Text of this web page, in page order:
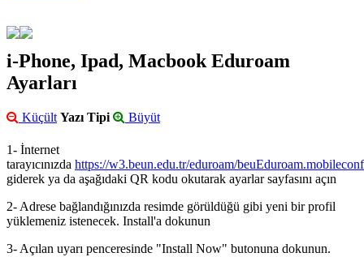
i-Phone, Ipad, Macbook Eduroam
Ayarları
Küçült Yazı Tipi Büyüt
1- İnternet
tarayıcınızda https://w3.beun.edu.tr/eduroam/
giderek ya da aşağıdaki QR kodu okutarak ayarlar sayfasını açın
2- Adrese bağlandığınızda resimde görüldüğü gibi yeni bir profil
yüklemeniz istenecek. Install'a dokunun
3- Açılan uyarı penceresinde "Install Now" butonuna dokunun.